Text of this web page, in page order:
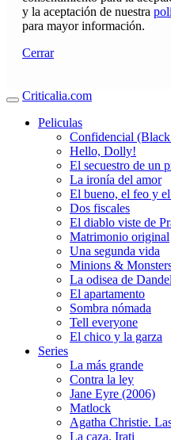
y la aceptación de nuestra
para mayor información.
Cerrar
Criticalia.com
Peliculas
Confidencial
Hello, Dolly!
El secuestro de un
La ironía del amor
El bueno, el feo y
Dos fiscales
El diablo viste de
Matrimonio original
Una segunda vida
Minions &
La odisea de
El apartamento
Sombra nómada
Tell everyone
El chico y la garza
Series
La más grande
Contra la ley
Jane Eyre (2006)
Matlock
Agatha Christie.
La caza. Irati